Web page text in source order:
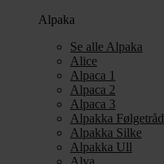
Alpaka
Se alle Alpaka
Alice
Alpaca 1
Alpaca 2
Alpaca 3
Alpakka Følgetråd
Alpakka Silke
Alpakka Ull
Alva